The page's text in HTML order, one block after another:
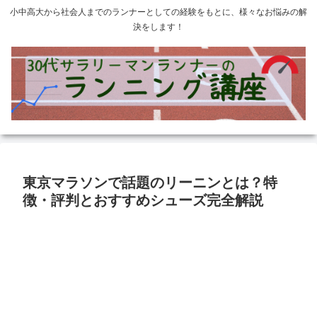
小中高大から社会人までのランナーとしての経験をもとに、様々なお悩みの解
決をします！
東京マラソンで話題のリーニンとは？特
徴・評判とおすすめシューズ完全解説